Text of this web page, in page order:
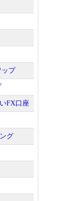
ップ
FX口座
グ